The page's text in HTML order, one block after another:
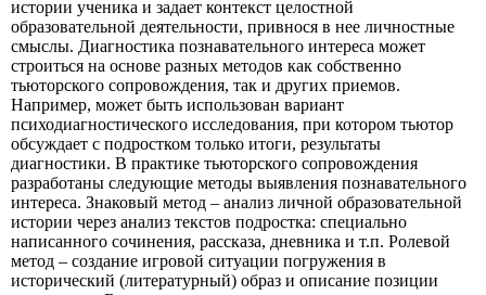
истории ученика и задает контекст целостной
образовательной деятельности, привнося в нее личностные
смыслы. Диагностика познавательного интереса может
строиться на основе разных методов как собственно
тьюторского сопровождения, так и других приемов.
Например, может быть использован вариант
психодиагностического исследования, при котором тьютор
обсуждает с подростком только итоги, результаты
диагностики. В практике тьюторского сопровождения
разработаны следующие методы выявления познавательного
интереса. Знаковый метод – анализ личной образовательной
истории через анализ текстов подростка: специально
написанного сочинения, рассказа, дневника и т.п. Ролевой
метод – создание игровой ситуации погружения в
исторический (литературный) образ и описание позиции